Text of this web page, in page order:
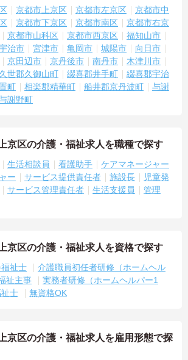
京都市上京区 京都市左京区
京都市中
京都市下京区 京都市南区
京都市右京
京都市山科区 京都市西京区
福知山市
治市 宮津市 亀岡市 城陽市
向日市
京田辺市 京丹後市 南丹市
木津川市
久世郡久御山町 綴喜郡井手町
綴喜郡宇治
町 相楽郡精華町 船井郡京丹波町
与謝
謝野町
京区の介護・福祉求人を職種で探す
生活相談員 看護助手
ケアマネージャー
ー
サービス提供責任者 施設長
児童発
サービス管理責任者 生活支援員
管理
京区の介護・福祉求人を資格で探す
祉士
介護職員初任者研修（ホームヘル
祉主事
実務者研修（ホームヘルパー1
士 無資格OK
京区の介護・福祉求人を雇用形態で探